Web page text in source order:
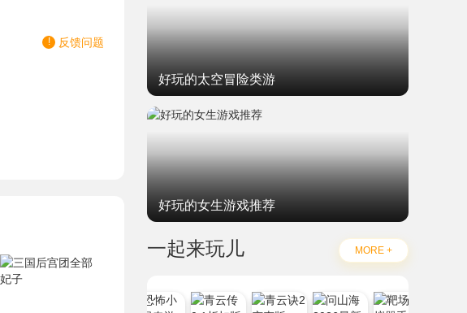
反馈问题
好玩的太空冒险类游
好玩的女生游戏推荐
一起来玩儿 MORE +